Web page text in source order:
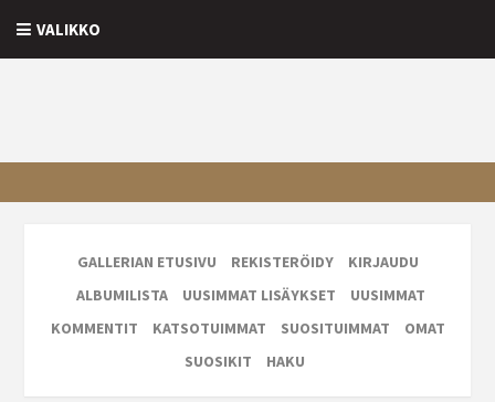
VALIKKO
GALLERIAN ETUSIVU REKISTERÖIDY
KIRJAUDU
ALBUMILISTA
UUSIMMAT LISÄYKSET
UUSIMMAT
KOMMENTIT
KATSOTUIMMAT SUOSITUIMMAT
OMAT
SUOSIKIT
HAKU